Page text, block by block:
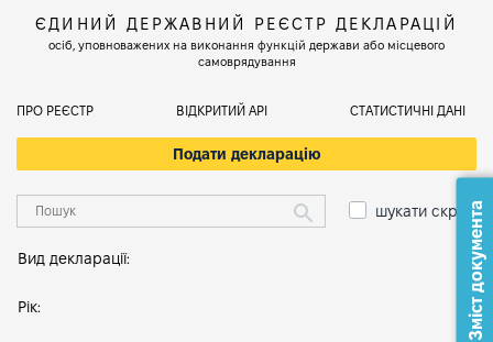
ЄДИНИЙ ДЕРЖАВНИЙ РЕЄСТР ДЕКЛАРАЦІЙ
осіб, уповноважених на виконання функцій держави або місцевого
самоврядування
ПРО РЕЄСТР ВІДКРИТИЙ АРІ СТАТИСТИЧНІ ДАНІ
Подати декларацію
шукати скрізь
Вид декларації:
Рік: Зміст документа